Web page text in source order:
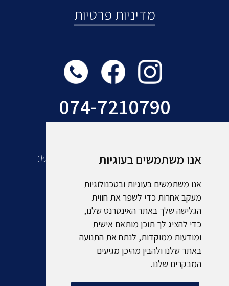
אנו משתמשים בעוגיות
אנו משתמשים בעוגיות ובטכנולוגיות
מעקב אחרות כדי לשפר את חווית
הגלישה שלך באתר האינטרנט שלנו,
כדי להציג לך תוכן מותאם אישית
ומודעות ממוקדות, לנתח את התנועה
באתר שלנו ולהבין מהיכן מגיעים
המבקרים שלנו.
מדיניות פרטיות
074-7210790
עוד מקבוצת אמסלם תיירות ונופש: